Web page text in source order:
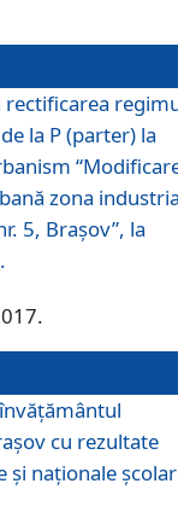
la P (parter) la
zona
5, Braşov”, la
cu rezultate
și naționale